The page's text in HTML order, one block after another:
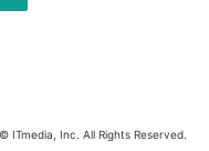
ITmedia, Inc. All Rights Reserved.